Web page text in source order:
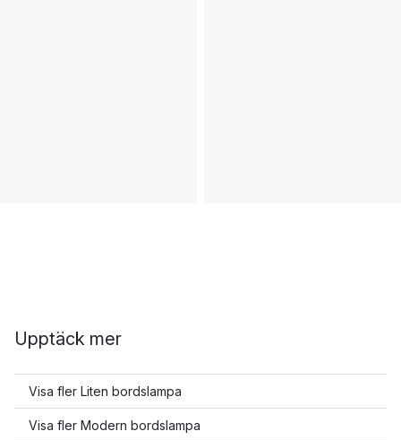
Upptäck mer
Visa fler Liten bordslampa
Visa fler Modern bordslampa